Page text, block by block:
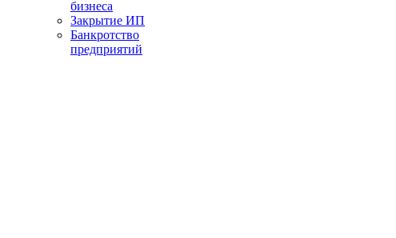
бизнеса
Закрытие ИП
Банкротство
предприятий